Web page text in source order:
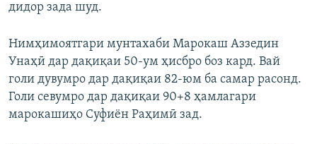
дидор зада шуд.
Нимҳимоятгари мунтахаби Марокаш Аззедин
Унаҳӣ дар дақиқаи 50-ум ҳисбро боз кард. Вай
голи дувумро дар дақиқаи 82-юм ба самар расонд.
Голи севумро дар дақиқаи 90+8 ҳамлагари
марокашиҳо Суфиён Раҳимӣ зад.